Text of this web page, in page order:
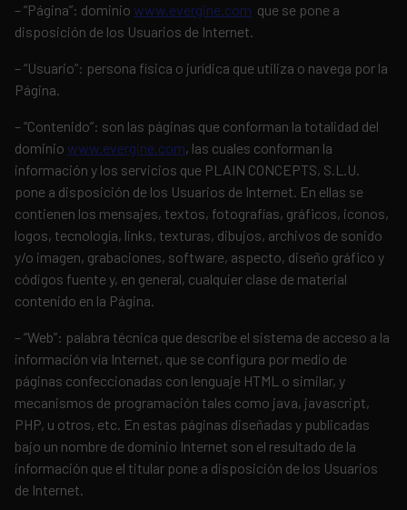
– “Página”: dominio www.evergine.com que se pone a
disposición de los Usuarios de Internet.
– “Usuario”: persona física o jurídica que utiliza o navega por la
Página.
– “Contenido”: son las páginas que conforman la totalidad del
dominio www.evergine.com, las cuales conforman la
información y los servicios que PLAIN CONCEPTS, S.L.U.
pone a disposición de los Usuarios de Internet. En ellas se
contienen los mensajes, textos, fotografías, gráficos, iconos,
logos, tecnología, links, texturas, dibujos, archivos de sonido
y/o imagen, grabaciones, software, aspecto, diseño gráfico y
códigos fuente y, en general, cualquier clase de material
contenido en la Página.
– “Web”: palabra técnica que describe el sistema de acceso a la
información vía Internet, que se configura por medio de
páginas confeccionadas con lenguaje HTML o similar, y
mecanismos de programación tales como java, javascript,
PHP, u otros, etc. En estas páginas diseñadas y publicadas
bajo un nombre de dominio Internet son el resultado de la
información que el titular pone a disposición de los Usuarios
de Internet.